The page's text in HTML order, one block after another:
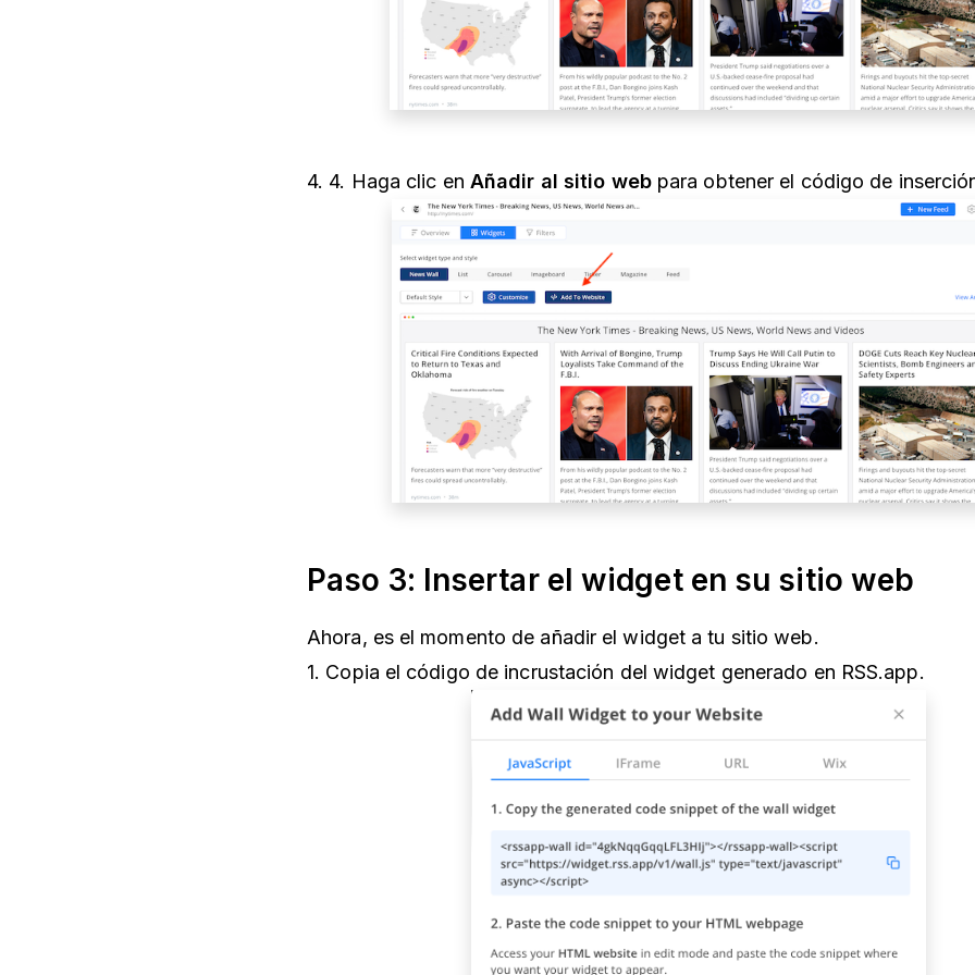
4. 4. Haga clic en Añadir al sitio webpara obtener el código de
Paso 3: Insertar el widget en su sitio web
Ahora, es el momento de añadir el widget a tu sitio web.
1. Copia el código de incrustación del widget generado en RSS.app.